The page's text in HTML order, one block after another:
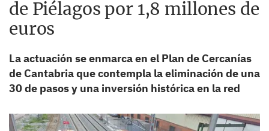
de Piélagos por 1,8 millones de
euros
La actuación se enmarca en el Plan de Cercanías
de Cantabria que contempla la eliminación de una
30 de pasos y una inversión histórica en la red